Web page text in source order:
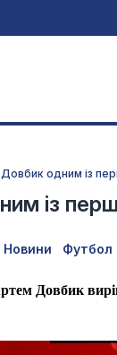
одним із
із
Новини Футбол
Довбик